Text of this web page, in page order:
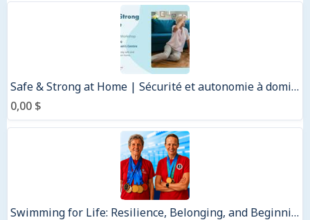
Safe & Strong at Home | Sécurité et autonomie à domicile
0,00 $
Swimming for Life: Resilience, Belonging, and Beginning Again
2 articles